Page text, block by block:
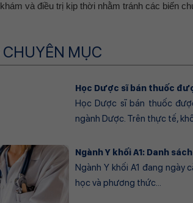
và điều trị kịp thời nhằm tránh các biến
MỤC
Học Dược sĩ bán thuốc
Học Dược sĩ bán thuốc
ngành Dược. Trên thực tế,
Ngành Y khối A1: Danh
Ngành Y khối A1 đang ngày
học và phương thức...